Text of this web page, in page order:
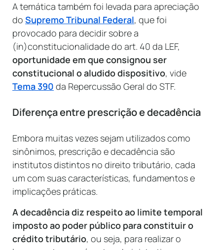
A temática também foi levada para apreciação
do Supremo Tribunal Federal, que foi
provocado para decidir sobre a
(in)constitucionalidade do art. 40 da LEF,
oportunidade em que consignou ser
constitucional o aludido dispositivo, vide
Tema 390 da Repercussão Geral do STF.
Diferença entre prescrição e decadência
Embora muitas vezes sejam utilizados como
sinônimos, prescrição e decadência são
institutos distintos no direito tributário, cada
um com suas características, fundamentos e
implicações práticas.
A decadência diz respeito ao limite temporal
imposto ao poder público para constituir o
crédito tributário, ou seja, para realizar o